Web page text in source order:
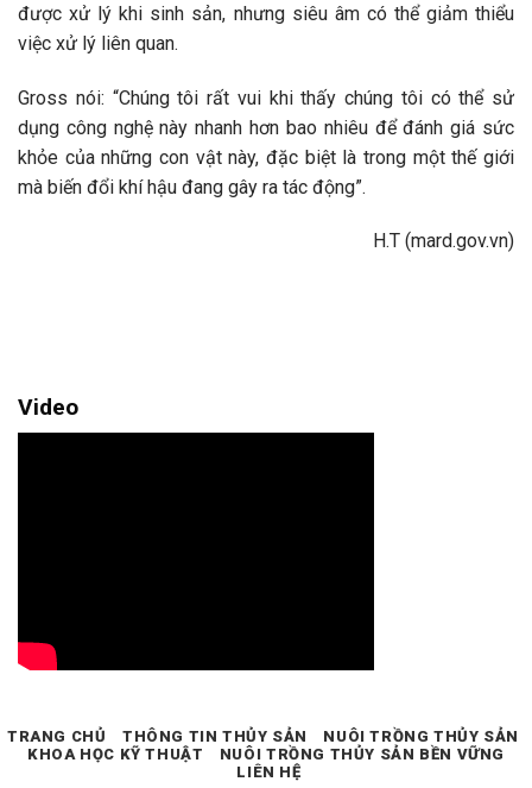
được xử lý khi sinh sản, nhưng siêu âm có thể giảm thiểu
việc xử lý liên quan.
Gross nói: “Chúng tôi rất vui khi thấy chúng tôi có thể sử
dụng công nghệ này nhanh hơn bao nhiêu để đánh giá sức
khỏe của những con vật này, đặc biệt là trong một thế giới
mà biến đổi khí hậu đang gây ra tác động”.
H.T (mard.gov.vn)
Video
TRANG CHỦ THÔNG TIN THỦY SẢN
NUÔI TRỒNG THỦY SẢN
KHOA HỌC KỸ THUẬT
NUÔI TRỒNG THỦY SẢN BỀN VỮNG
LIÊN HỆ